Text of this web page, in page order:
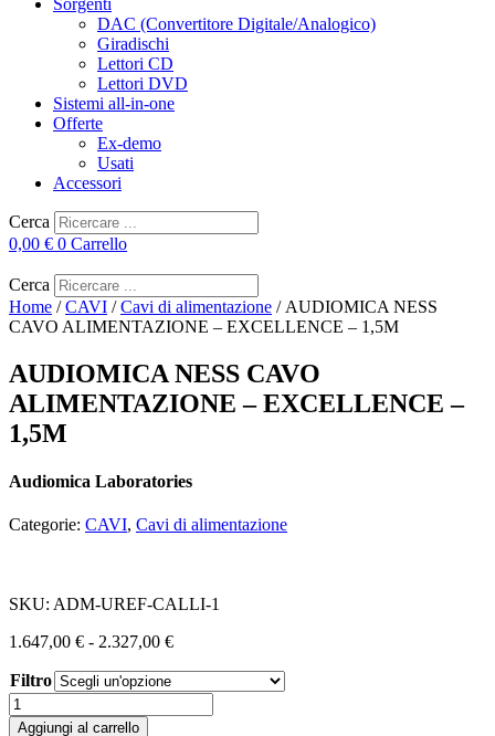
Sorgenti
DAC (Convertitore Digitale/Analogico)
Giradischi
Lettori CD
Lettori DVD
Sistemi all-in-one
Offerte
Ex-demo
Usati
Accessori
Cerca
0,00 € 0 Carrello
Cerca
Home /CAVI /Cavi di alimentazione / AUDIOMICA NESS
CAVO ALIMENTAZIONE – EXCELLENCE – 1,5M
AUDIOMICA NESS CAVO
ALIMENTAZIONE – EXCELLENCE –
1,5M
Audiomica Laboratories
Categorie: CAVI, Cavi di alimentazione
SKU: ADM-UREF-CALLI-1
1.647,00 € - 2.327,00 €Fascia
da
1.647,00 €
Filtro
AUDIOMICA
NESS
Aggiungi al carrello